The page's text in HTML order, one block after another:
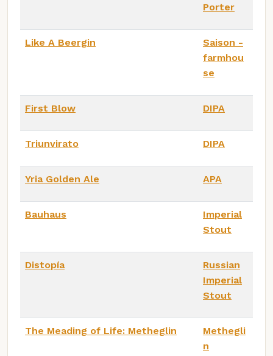
Porter
Like A Beergin
Saison -
farmhou
se
First Blow DIPA
Triunvirato DIPA
Yria Golden Ale APA
Bauhaus
Imperial
Stout
Distopía
Russian
Imperial
Stout
The Meading of Life: Metheglin
Methegli
n